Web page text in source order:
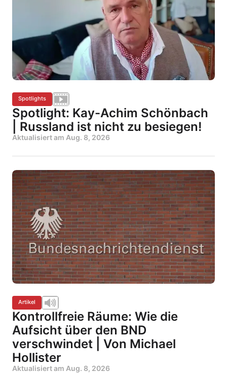
Spotlights
Spotlight: Kay-Achim Schönbach
| Russland ist nicht zu besiegen!
Aktualisiert am Aug. 8, 2026
Artikel
Kontrollfreie Räume: Wie die
Aufsicht über den BND
verschwindet | Von Michael
Hollister
Aktualisiert am Aug. 8, 2026